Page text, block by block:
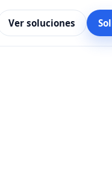
Ver soluciones